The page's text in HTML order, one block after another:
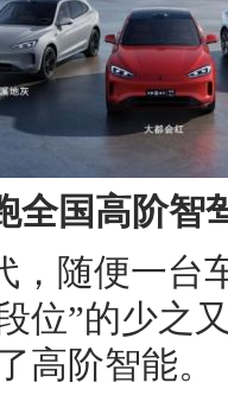
全国高阶智
，随便一台
位”的少之
高阶智能。